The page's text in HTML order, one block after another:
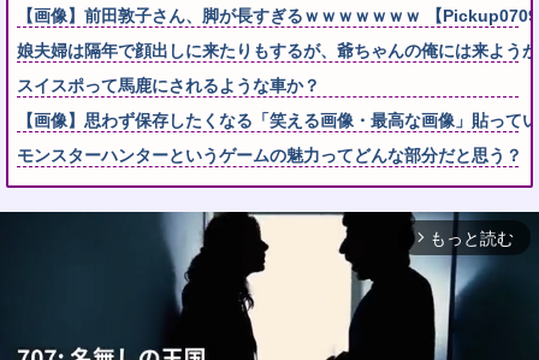
【画像】前田敦子さん、脚が長すぎるｗｗｗｗｗｗｗ 【
娘夫婦は隔年で顔出しに来たりもするが、爺ちゃんの俺には来よう
スイスポって馬鹿にされるような車か？
【画像】思わず保存したくなる「笑える画像・最高な画像」貼って
モンスターハンターというゲームの魅力ってどんな部分だと思う？
arrow_forward_ios もっと読む